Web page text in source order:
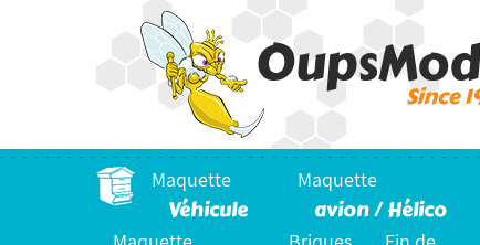
Maquette
Véhicule
Maquette
avion / Hélico